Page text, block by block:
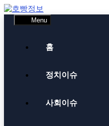
Skip
to
content
Menu
홈
정치이슈
사회이슈